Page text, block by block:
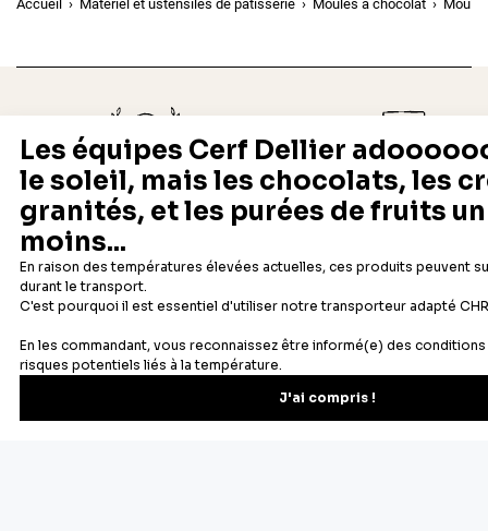
Accueil Matériel et ustensiles de pâtisserie Moules à chocolat Moule
Depuis 1932
Fabricant français reconnu
Livraison rapide 24/48h
Offerte dès 69 € en point
Newsletter
Recevez les recettes, astuces et offres spéciales.